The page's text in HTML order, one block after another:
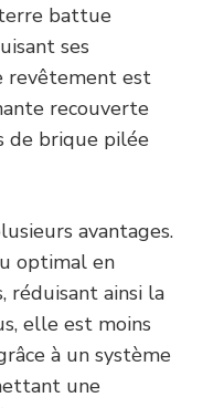
battue
ses
revêtement est
recouverte
de brique pilée
avantages.
optimal en
réduisant ainsi la
elle est moins
à un système
une